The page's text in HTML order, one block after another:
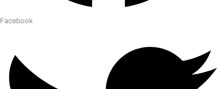
Facebook